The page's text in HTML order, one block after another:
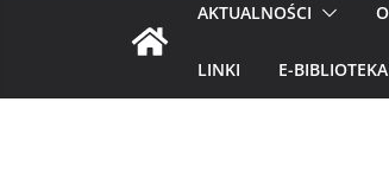
AKTUALNOŚCI
LINKI E-BIBLIOTEKA